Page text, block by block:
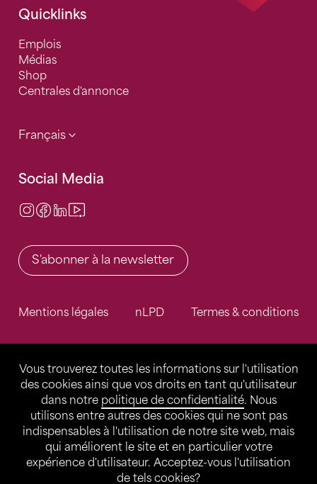
Vous trouverez toutes les informations sur l'utilisation
des cookies ainsi que vos droits en tant qu'utilisateur
dans notre politique de confidentialité. Nous
utilisons entre autres des cookies qui ne sont pas
indispensables à l'utilisation de notre site web, mais
qui améliorent le site et en particulier votre
expérience d'utilisateur. Acceptez-vous l'utilisation
de tels cookies?
Quicklinks
Emplois
Médias
Shop
Centrales d'annonce
Français
Social Media
Instagram
Facebook
LinkedIn
S'abonner à la newsletter
Mentions légales nLPD Termes & conditions